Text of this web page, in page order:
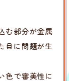
む部分が金属
目に問題が生
色で審美性に